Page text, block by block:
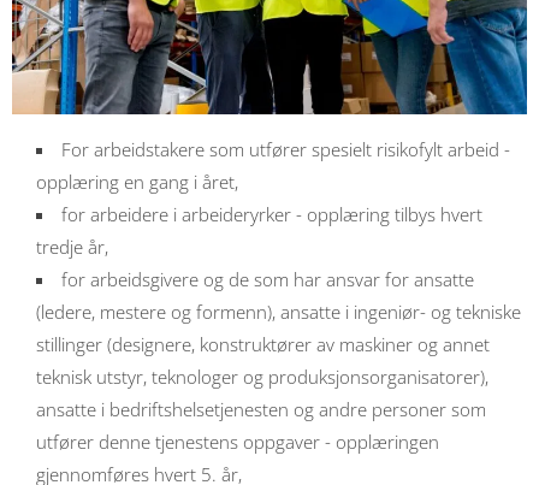
For arbeidstakere som utfører spesielt risikofylt arbeid -
opplæring en gang i året,
for arbeidere i arbeideryrker - opplæring tilbys hvert
tredje år,
for arbeidsgivere og de som har ansvar for ansatte
(ledere, mestere og formenn), ansatte i ingeniør- og tekniske
stillinger (designere, konstruktører av maskiner og annet
teknisk utstyr, teknologer og produksjonsorganisatorer),
ansatte i bedriftshelsetjenesten og andre personer som
utfører denne tjenestens oppgaver - opplæringen
gjennomføres hvert 5. år,